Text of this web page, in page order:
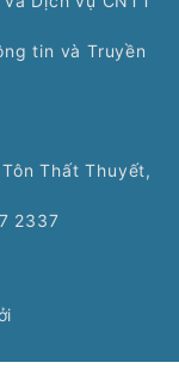
tin và Truyền
Thất Thuyết,
2337